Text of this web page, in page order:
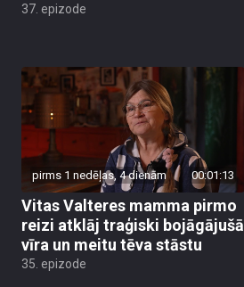
37. epizode
pirms 1 nedēļas, 4 dienām 00:01:13
Vitas Valteres mamma pirmo
reizi atklāj traģiski bojāgājušā
vīra un meitu tēva stāstu
35. epizode